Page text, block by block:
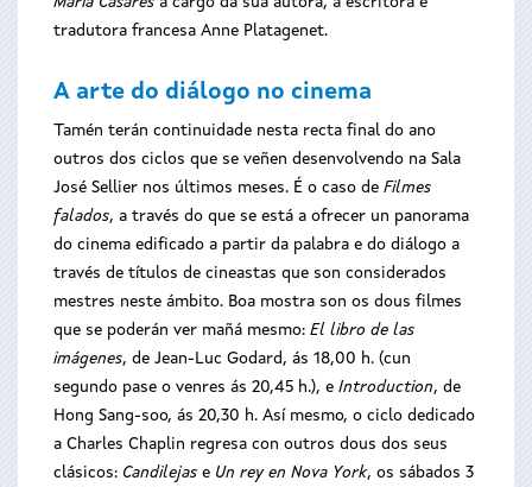
tradutora francesa Anne Platagenet.
A arte do diálogo no cinema
Tamén terán continuidade nesta recta final do ano
outros dos ciclos que se veñen desenvolvendo na Sala
José Sellier nos últimos meses. É o caso de Filmes
falados, a través do que se está a ofrecer un panorama
do cinema edificado a partir da palabra e do diálogo a
través de títulos de cineastas que son considerados
mestres neste ámbito. Boa mostra son os dous filmes
que se poderán ver mañá mesmo: El libro de las
imágenes, de Jean-Luc Godard, ás 18,00 h. (cun
segundo pase o venres ás 20,45 h.), e Introduction, de
Hong Sang-soo, ás 20,30 h. Así mesmo, o ciclo dedicado
a Charles Chaplin regresa con outros dous dos seus
clásicos: Candilejas e Un rey en Nova York, os sábados 3